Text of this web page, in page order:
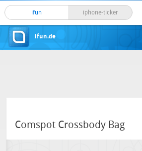
ifun iphone-ticker
ifun.de
Comspot Crossbody Bag